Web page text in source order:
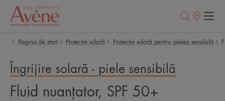
Retailerii
Pagina de start Protecție solară Protecție solară pentru pielea sensibilă
Îngrijire solară - piele sensibilă
Fluid nuanțator, SPF 50+